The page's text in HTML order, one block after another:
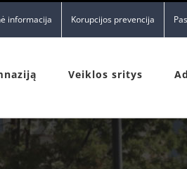
informacija Korupcijos prevencija
Veiklos sritys